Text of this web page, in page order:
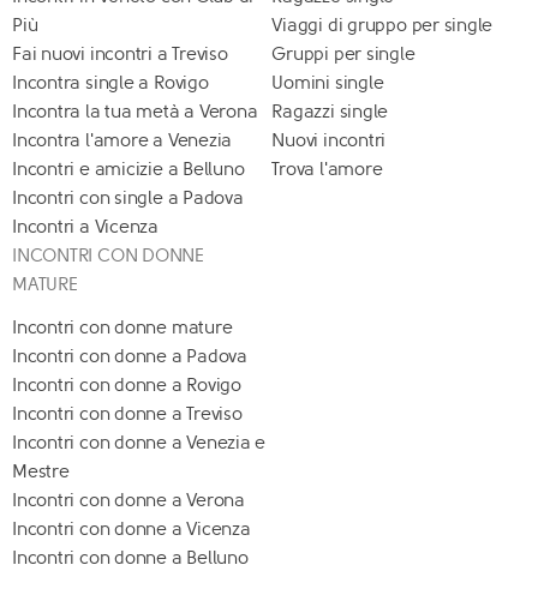
Più
Fai nuovi incontri a Treviso
Incontra single a Rovigo
Incontra la tua metà a Verona
Incontra l'amore a Venezia
Incontri e amicizie a Belluno
Incontri con single a Padova
Incontri a Vicenza
Viaggi di gruppo per single
Gruppi per single
Uomini single
Ragazzi single
Nuovi incontri
Trova l'amore
INCONTRI CON DONNE
MATURE
Incontri con donne mature
Incontri con donne a Padova
Incontri con donne a Rovigo
Incontri con donne a Treviso
Incontri con donne a Venezia e
Mestre
Incontri con donne a Verona
Incontri con donne a Vicenza
Incontri con donne a Belluno